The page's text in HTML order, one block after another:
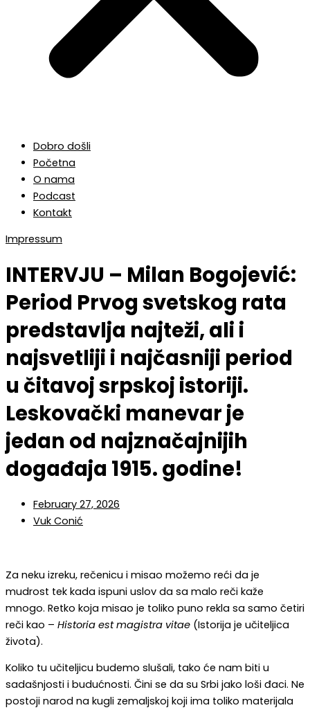
Dobro došli
Početna
O nama
Podcast
Kontakt
Impressum
INTERVJU – Milan Bogojević:
Period Prvog svetskog rata
predstavlja najteži, ali i
najsvetliji i najčasniji period
u čitavoj srpskoj istoriji.
Leskovački manevar je
jedan od najznačajnijih
događaja 1915. godine!
February 27, 2026
Vuk Conić
Za neku izreku, rečenicu i misao možemo reći da je
mudrost tek kada ispuni uslov da sa malo reči kaže
mnogo. Retko koja misao je toliko puno rekla sa samo četiri
reči kao – Historia est magistra vitae (Istorija je učiteljica
života).
Koliko tu učiteljicu budemo slušali, tako će nam biti u
sadašnjosti i budućnosti. Čini se da su Srbi jako loši đaci. Ne
postoji narod na kugli zemaljskoj koji ima toliko materijala